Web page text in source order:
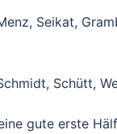
Seikat,
Schütt,
gute erste